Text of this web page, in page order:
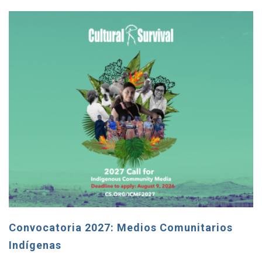
Convocatoria 2027: Medios Comunitarios
Indígenas